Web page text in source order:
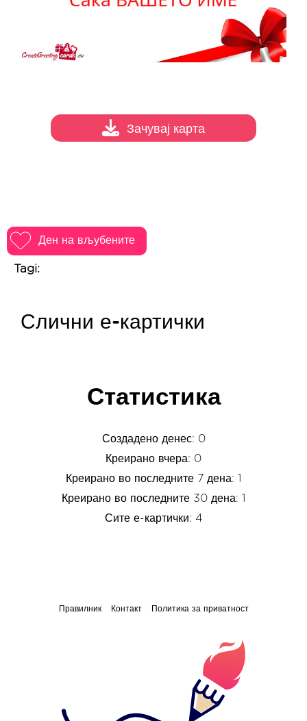
Ден на вљубените
Tagi:
Зачувај карта
Слични е-картички
Статистика
Создадено денес: 0
Креирано вчера: 0
Креирано во последните 7 дена: 1
Креирано во последните 30 дена: 1
Сите е-картички: 4
Правилник Контакт Политика за приватност